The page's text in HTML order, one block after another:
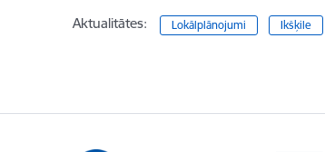
Aktualitātes: Lokālplānojumi Ikšķile